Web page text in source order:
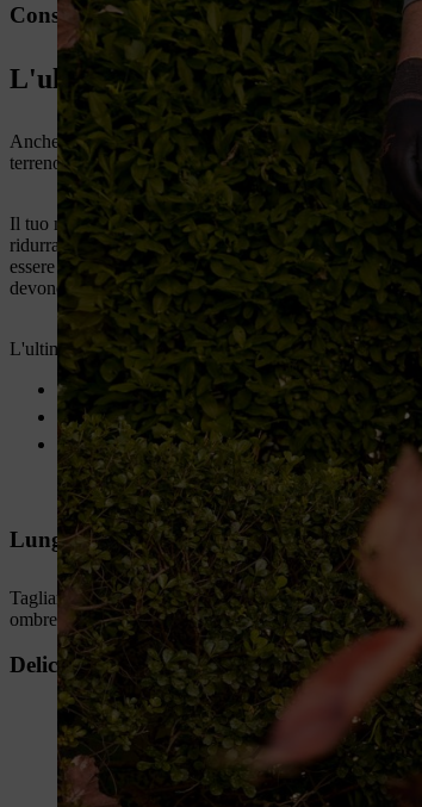
Consigli di giardinaggio STIHL: cura del
L'ultimo taglio del prato in
Anche la rasatura regolare fa parte della cura del
terreno scenderà regolarmente sotto i 10 gradi, il
Il tuo motto per l'ultimo taglio del prato dell'autunno
ridurrai inoltre il rischio di infestazioni da funghi.
essere rimossi a posteriori con fatica. Questo è
devono fare mulching sul prato.
L'ultimo taglio deve essere eseguito
dopo la prima notte di gelo
in una giornata secca
col cielo nuvoloso
Lunghezza dell'erba in autunno
Tagliare il prato all'altezza normale, circa 50
ombreggiati, che idealmente dovrebbero approcciarsi
Delicati concentrati di potenza per il prato